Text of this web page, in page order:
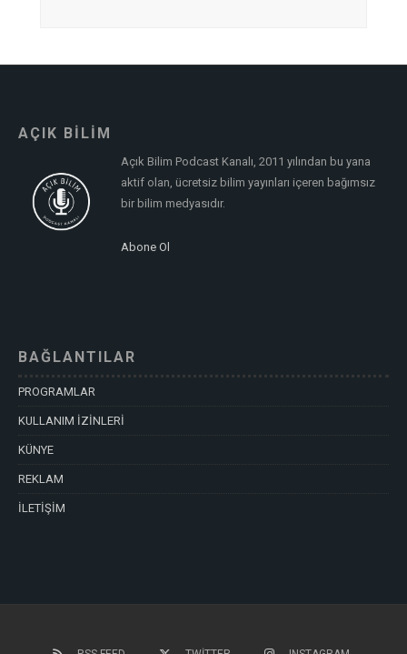
AÇIK BİLİM
Açık Bilim Podcast Kanalı, 2011 yılından bu yana
aktif olan, ücretsiz bilim yayınları içeren bağımsız
bir bilim medyasıdır.
Abone Ol
BAĞLANTILAR
PROGRAMLAR
KULLANIM İZİNLERİ
KÜNYE
REKLAM
İLETİŞİM